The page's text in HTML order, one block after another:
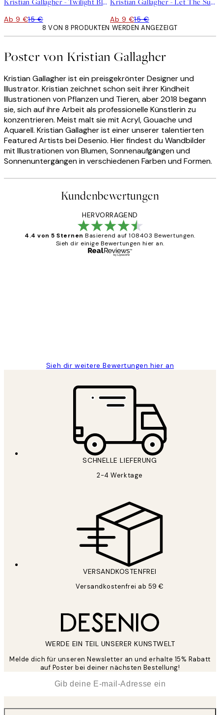
Kristian Gallagher - Twilight Blue and Metallic Gold Sunrise Poster
Ab 9 €15 €
Kristian Gallagher - Let The Sunshine in Poster
Ab 9 €15 €
8 VON 8 PRODUKTEN WERDEN ANGEZEIGT
Poster von Kristian Gallagher
Kristian Gallagher ist ein preisgekrönter Designer und
Illustrator. Kristian zeichnet schon seit ihrer Kindheit
Illustrationen von Pflanzen und Tieren, aber 2018 begann
sie, sich auf ihre Arbeit als professionelle Künstlerin zu
konzentrieren. Meist malt sie mit Acryl, Gouache und
Aquarell. Kristian Gallagher ist einer unserer talentierten
Featured Artists bei Desenio. Hier findest du Wandbilder
mit Illustrationen von Blumen, Sonnenaufgängen und
Sonnenuntergängen in verschiedenen Farben und Formen.
Kundenbewertungen
HERVORRAGEND
4.4 von 5 Sternen Basierend auf 108403 Bewertungen.
Sieh dir einige Bewertungen hier an.
Sieh dir weitere Bewertungen hier an
SCHNELLE LIEFERUNG
2-4 Werktage
VERSANDKOSTENFREI
Versandkostenfrei ab 59 €
WERDE EIN TEIL UNSERER KUNSTWELT
Melde dich für unseren Newsletter an und erhalte 15% Rabatt
auf Poster bei deiner nächsten Bestellung!